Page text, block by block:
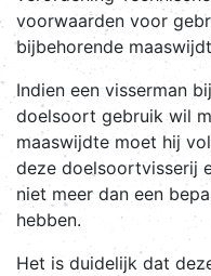
voorwaarden voor
bijbehorende
Indien een visserman
doelsoort gebruik wil
maaswijdte moet hij
deze doelsoortvisserij
niet meer dan een
hebben.
Het is duidelijk dat